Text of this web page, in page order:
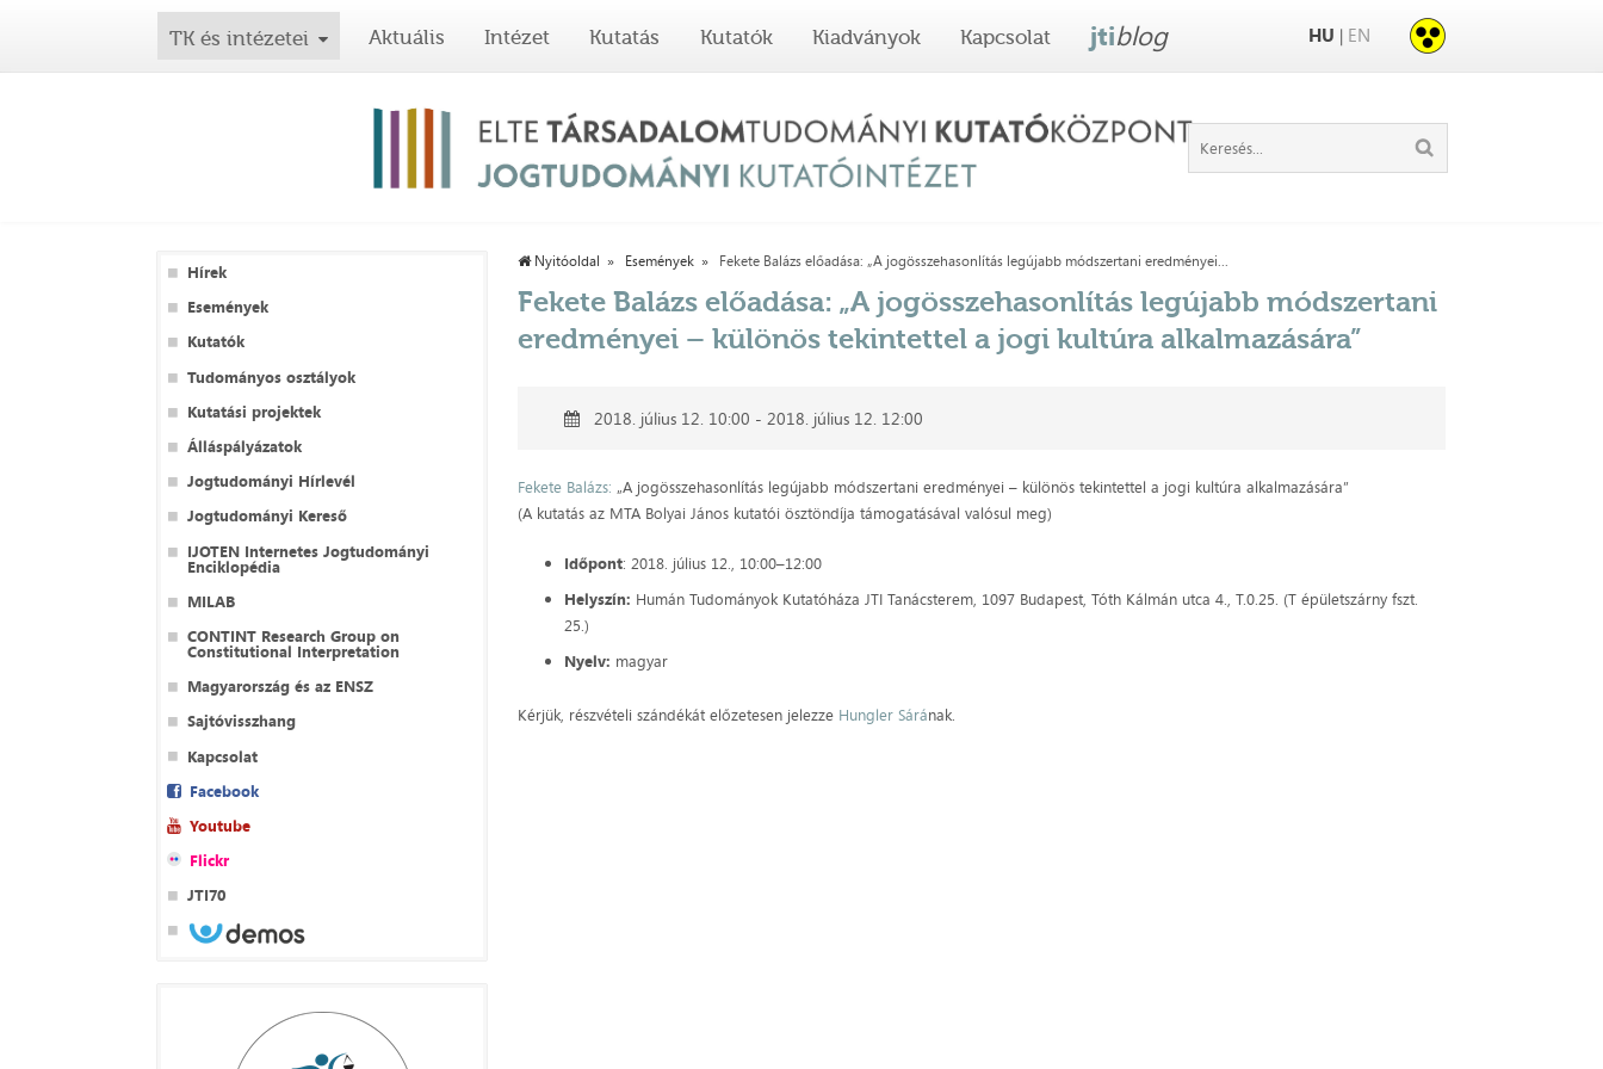
TK és intézetei Aktuális Intézet Kutatás Kutatók Kiadványok Kapcsolat jtiblog HU | EN
Hírek
Események
Kutatók
Tudományos osztályok
Kutatási projektek
Álláspályázatok
Jogtudományi Hírlevél
Jogtudományi Kereső
IJOTEN Internetes Jogtudományi
Enciklopédia
MILAB
CONTINT Research Group on
Constitutional Interpretation
Magyarország és az ENSZ
Sajtóvisszhang
Kapcsolat
Facebook
Youtube
Flickr
JTI70
Nyitóoldal Események Fekete Balázs előadása: „A jogösszehasonlítás legújabb módszertani eredményei...
Fekete Balázs előadása: „A jogösszehasonlítás legújabb módszertani
eredményei – különös tekintettel a jogi kultúra alkalmazására”
2018. július 12. 10:00 - 2018. július 12. 12:00
Fekete Balázs: „A jogösszehasonlítás legújabb módszertani eredményei – különös tekintettel a jogi kultúra alkalmazására”
(A kutatás az MTA Bolyai János kutatói ösztöndíja támogatásával valósul meg)
Időpont: 2018. július 12., 10:00–12:00
Helyszín: Humán Tudományok Kutatóháza JTI Tanácsterem, 1097 Budapest, Tóth Kálmán utca 4., T.0.25. (T épületszárny fszt.
25.)
Nyelv: magyar
Kérjük, részvételi szándékát előzetesen jelezze Hungler Sárának.